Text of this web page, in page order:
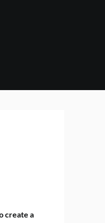
create a